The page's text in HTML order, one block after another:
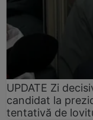
UPDATE Zi
candidat la
tentativă de